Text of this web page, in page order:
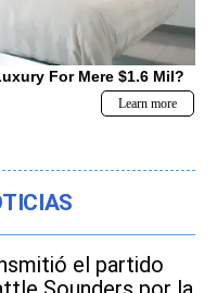
el partido